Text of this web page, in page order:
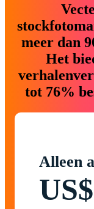
meer dan
Het
tot 76%
Alleen